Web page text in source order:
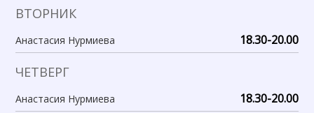
ВТОРНИК
Анастасия Нурмиева 18.30-20.00
ЧЕТВЕРГ
Анастасия Нурмиева 18.30-20.00